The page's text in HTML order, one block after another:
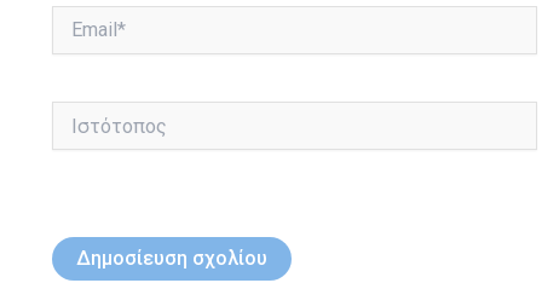
Ιστότοπος